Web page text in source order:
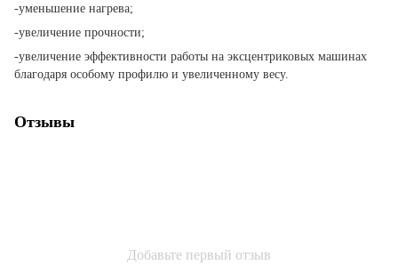
-уменьшение нагрева;
-увеличение прочности;
-увеличение эффективности работы на эксцентриковых машинах
благодаря особому профилю и увеличенному весу.
Отзывы
Добавьте первый отзыв